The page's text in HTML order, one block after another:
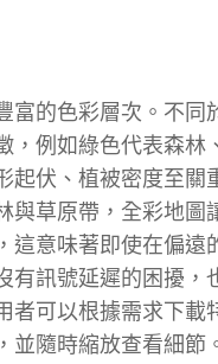
富的色彩層次。不同
，例如綠色代表森林
起伏、植被密度至關
與草原帶，全彩地圖
這意味著即使在偏遠
有訊號延遲的困擾，
者可以根據需求下載
隨時縮放查看細節